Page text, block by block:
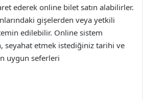
ederek online bilet satın alabilirler.
gişelerden veya yetkili
edilebilir. Online sistem
seyahat etmek istediğiniz tarihi ve
uygun seferleri